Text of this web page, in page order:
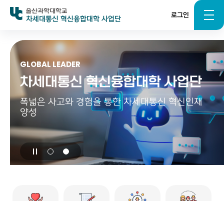
로그인
차세대통신 혁신융합대학 사업단
GLOBAL LEADER
차세대통신 혁신융합대학 사업단
폭넓은 사고와 경험을 통한 차세대통신 혁신인재
양성